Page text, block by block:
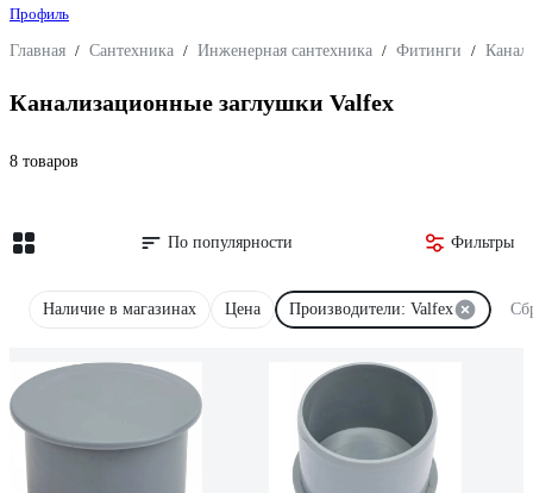
Профиль
Главная / Сантехника / Инженерная сантехника / Фитинги /
Канализационные заглушки Valfex
8 товаров
По популярности Фильтры
Наличие в магазинах Цена Производители: Valfex